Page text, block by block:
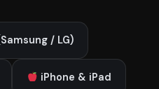
/ LG)
iPhone & iPad